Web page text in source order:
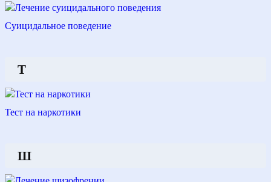
Суицидальное поведение
Т
Тест на наркотики
Ш